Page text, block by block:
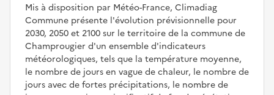
Mis à disposition par Météo-France, Climadiag
Commune présente l'évolution prévisionnelle pour
2030, 2050 et 2100 sur le territoire de la commune de
Champrougier d'un ensemble d'indicateurs
météorologiques, tels que la température moyenne,
le nombre de jours en vague de chaleur, le nombre de
jours avec de fortes précipitations, le nombre de